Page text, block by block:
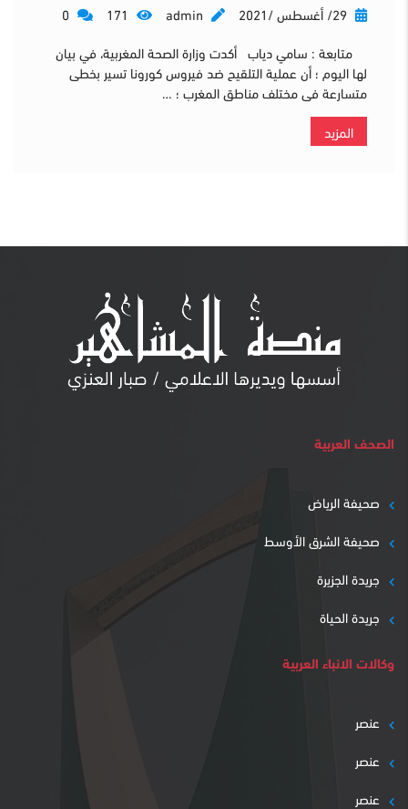
admin
متابعة : سامي دياب أكدت وزارة الصحة المغربية، في بيان
لها اليوم ؛ أن عملية التلقيح ضد فيروس كورونا تسير بخطى
متسارعة فى مختلف مناطق المغرب ؛ …
المزيد
الصحف العربية
صحيفة الرياض
صحيفة الشرق الأوسط
جريدة الجزيرة
جريدة الحياة
وكالات الانباء العربية
عنصر
عنصر
عنصر